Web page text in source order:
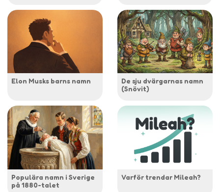
Elon Musks barns namn
De sju dvärgarnas namn
(Snövit)
Populära namn i Sverige
på 1880-talet
Varför trendar Mileah?